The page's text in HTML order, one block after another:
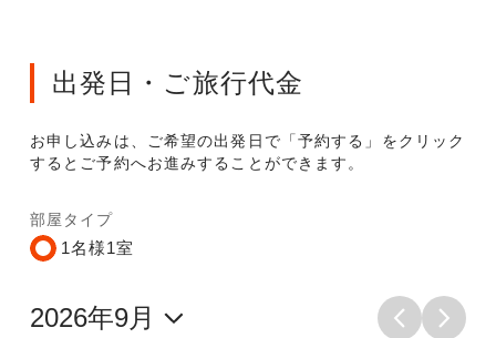
出発日・ご旅行代金
お申し込みは、ご希望の出発日で「予約する」をクリック
するとご予約へお進みすることができます。
部屋タイプ
1名様1室